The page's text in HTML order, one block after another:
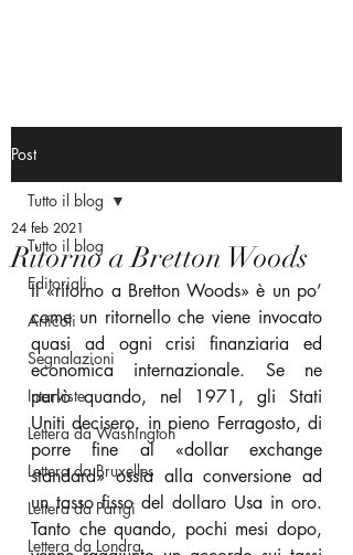
Post
Tutto il blog
Editoriali
Articoli
Segnalazioni
Interviste
Lettera da Washington
Lettera da Bruxelles
Lettera da Parigi
Lettera da Londra
Tutto il blog
Ritorno a Bretton Woods
24 feb 2021
Il «ritorno a Bretton Woods» è un po’
come un ritornello che viene invocato
quasi ad ogni crisi finanziaria ed
economica internazionale. Se ne
parlò quando, nel 1971, gli Stati
Uniti decisero, in pieno Ferragosto, di
porre fine al «dollar exchange
standard» ossia alla conversione ad
un tasso fisso del dollaro Usa in oro.
Tanto che quando, pochi mesi dopo,